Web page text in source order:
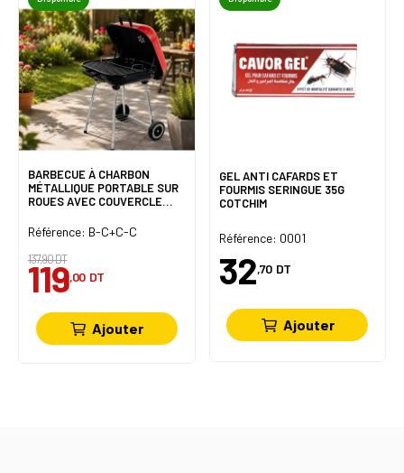
BARBECUE À CHARBON
MÉTALLIQUE PORTABLE SUR
ROUES AVEC COUVERCLE
Référence: B-C+C-C
137,90 DT
119,00 DT
Ajouter
GEL ANTI CAFARDS ET
FOURMIS SERINGUE 35G
COTCHIM
Référence: 0001
32,70 DT
Ajouter